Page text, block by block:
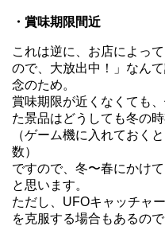
・賞味期限間近
これは逆に、お店によっ
ので、大放出中！」なん
念のため。
賞味期限が近くなくても
た景品はどうしても冬の
（ゲーム機に入れておく
数）
ですので、冬〜春にかけ
と思います。
ただし、UFOキャッチャ
を克服する場合もあるの